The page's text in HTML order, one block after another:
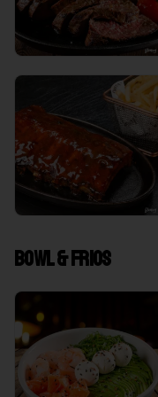
Bowl & frios